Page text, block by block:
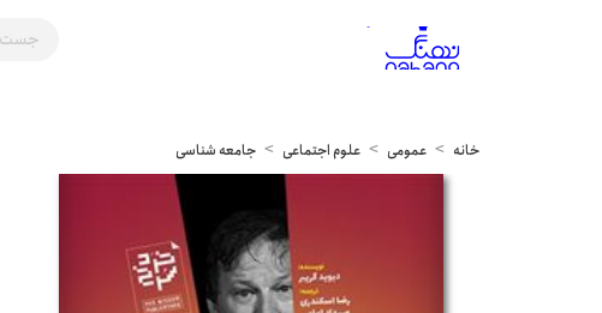
خانه عمومی علوم اجتماعی جامعه شناسی